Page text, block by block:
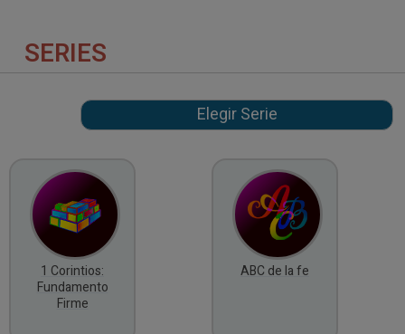
SERIES
1 Corintios:
Fundamento
Firme
ABC de la fe